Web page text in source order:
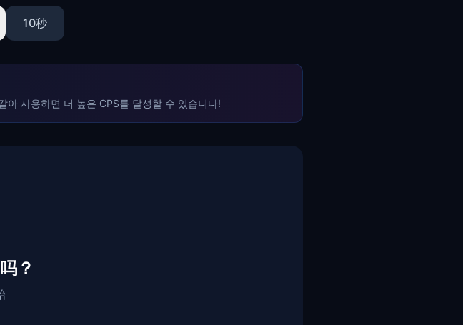
10秒
아 사용하면 더 높은 CPS를 달성할 수 있습니다!
？